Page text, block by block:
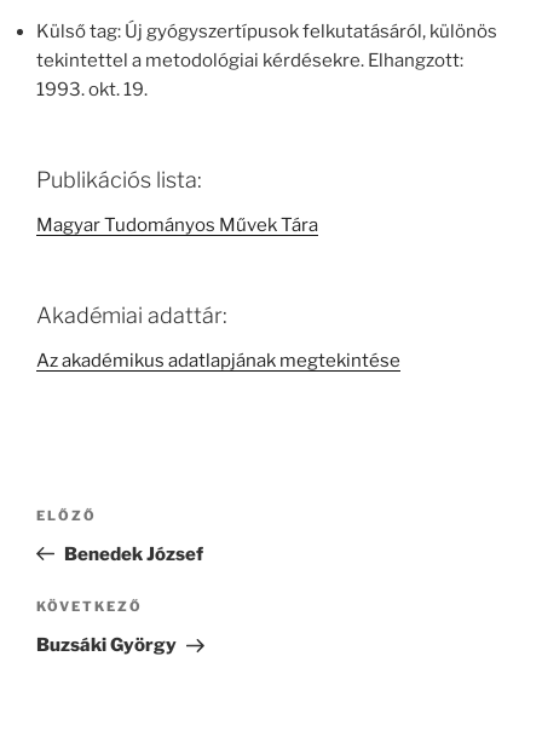
Külső tag: Új gyógyszertípusok felkutatásáról, különös
tekintettel a metodológiai kérdésekre. Elhangzott:
1993. okt. 19.
Publikációs lista:
Magyar Tudományos Művek Tára
Akadémiai adattár:
Az akadémikus adatlapjának megtekintése
Bejegyzés
Korábbi
bejegyzés
ELŐZŐ
Benedek József
Következő
bejegyzés
KÖVETKEZŐ
Buzsáki György